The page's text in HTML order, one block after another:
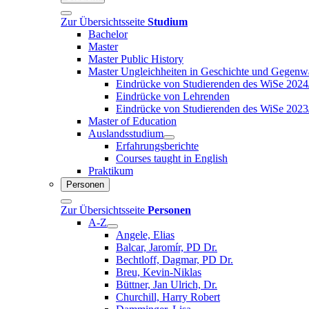
Zur Übersichtsseite Studium
Bachelor
Master
Master Public History
Master Ungleichheiten in Geschichte und
Eindrücke von Studierenden des WiSe
Eindrücke von Lehrenden
Eindrücke von Studierenden des WiSe
Master of Education
Auslandsstudium
Erfahrungsberichte
Courses taught in English
Praktikum
Personen
Zur Übersichtsseite Personen
A-Z
Angele, Elias
Balcar, Jaromír, PD Dr.
Bechtloff, Dagmar, PD Dr.
Breu, Kevin-Niklas
Büttner, Jan Ulrich, Dr.
Churchill, Harry Robert